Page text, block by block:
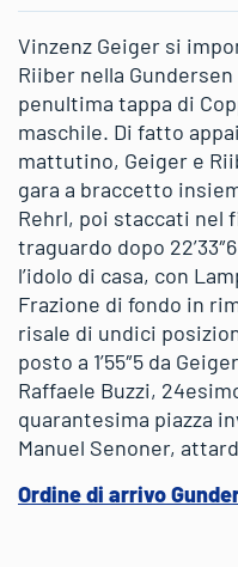
Vinzenz Geiger si
Riiber nella
penultima tappa di
maschile. Di fatto
mattutino, Geiger e
gara a braccetto
Rehrl, poi staccati nel
traguardo dopo
l’idolo di casa, con
Frazione di fondo in
risale di undici
posto a 1’55″5 da
Raffaele Buzzi,
quarantesima piazza
Manuel Senoner,
Ordine di arrivo